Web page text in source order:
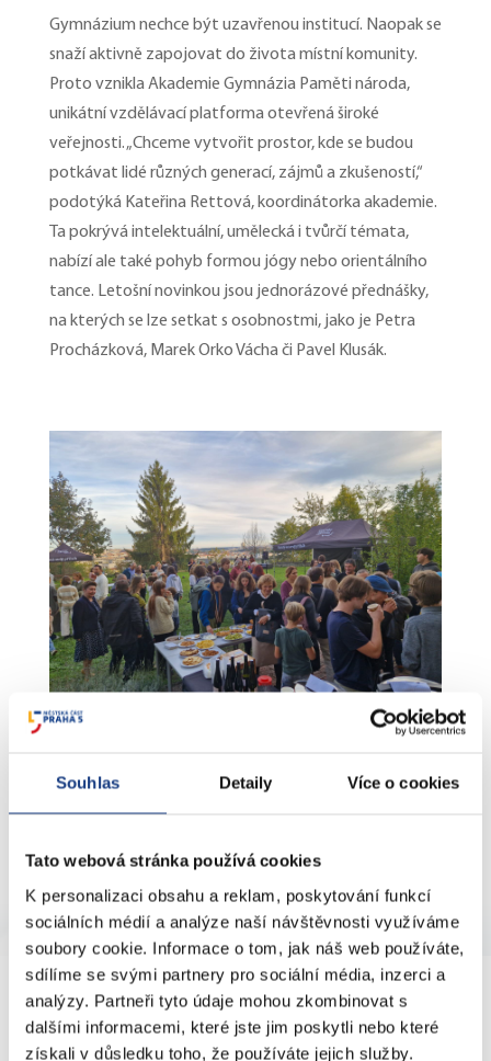
Souhlas Detaily Více o cookies
Tato webová stránka používá cookies
K personalizaci obsahu a reklam, poskytování funkcí
sociálních médií a analýze naší návštěvnosti využíváme
soubory cookie. Informace o tom, jak náš web používáte,
sdílíme se svými partnery pro sociální média, inzerci a
analýzy. Partneři tyto údaje mohou zkombinovat s
dalšími informacemi, které jste jim poskytli nebo které
získali v důsledku toho, že používáte jejich služby.
Gymnázium nechce být uzavřenou institucí. Naopak se
snaží aktivně zapojovat do života místní komunity.
Proto vznikla Akademie Gymnázia Paměti národa,
unikátní vzdělávací platforma otevřená široké
veřejnosti. „Chceme vytvořit prostor, kde se budou
potkávat lidé různých generací, zájmů a zkušeností,“
podotýká Kateřina Rettová, koordinátorka akademie.
Ta pokrývá intelektuální, umělecká i tvůrčí témata,
nabízí ale také pohyb formou jógy nebo orientálního
tance. Letošní novinkou jsou jednorázové přednášky,
na kterých se lze setkat s osobnostmi, jako je Petra
Procházková, Marek Orko Vácha či Pavel Klusák.
KONTAKTY